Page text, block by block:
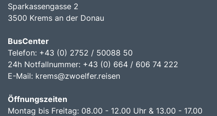
Sparkassengasse 2
3500 Krems an der Donau
BusCenter
Telefon: +43 (0) 2752 / 50088 50
24h Notfallnummer: +43 (0) 664 / 606 74 222
E-Mail: krems@zwoelfer.reisen
Öffnungszeiten
Montag bis Freitag: 08.00 - 12.00 Uhr & 13.00 - 17.00